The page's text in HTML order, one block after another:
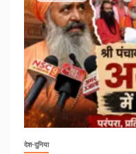
देश-दुनिया